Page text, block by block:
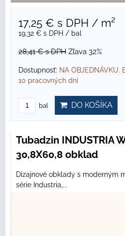
17,25 € s DPH / m²
19,32 € s DPH / bal
28,41 €s DPH Zľava 32%
Dostupnosť: NA
10 pracovných dní
bal DO KOŠÍKA
Tubadzin INDUSTRIA
30,8X60,8 obklad
Dizajnové obklady s moderným
série Industria,...